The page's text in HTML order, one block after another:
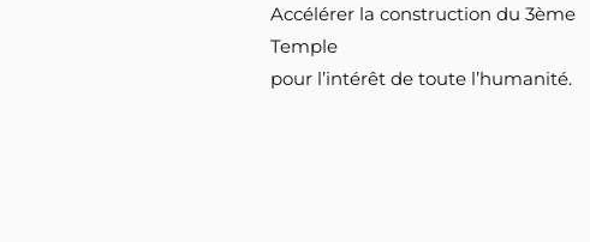
Accélérer la construction du 3ème
Temple
pour l’intérêt de toute l’humanité.